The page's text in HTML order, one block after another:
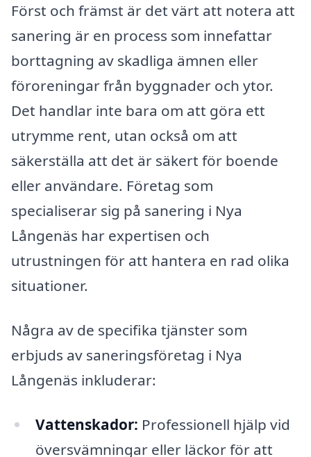
Först och främst är det värt att notera att
sanering är en process som innefattar
borttagning av skadliga ämnen eller
föroreningar från byggnader och ytor.
Det handlar inte bara om att göra ett
utrymme rent, utan också om att
säkerställa att det är säkert för boende
eller användare. Företag som
specialiserar sig på sanering i Nya
Långenäs har expertisen och
utrustningen för att hantera en rad olika
situationer.
Några av de specifika tjänster som
erbjuds av saneringsföretag i Nya
Långenäs inkluderar:
Vattenskador: Professionell hjälp vid
översvämningar eller läckor för att